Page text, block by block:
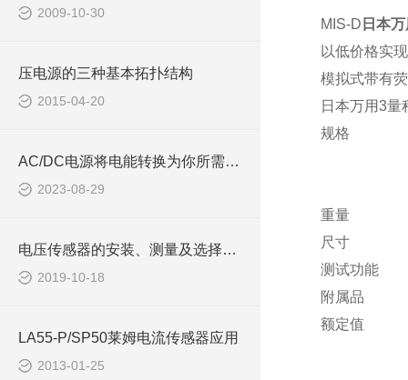
2009-10-30
压电源的三种基本拓扑结构
2015-04-20
AC/DC电源将电能转换为你所需要的力量
2023-08-29
电压传感器的安装、测量及选择说明
2019-10-18
LA55-P/SP50莱姆电流传感器应用
2013-01-25
MIS-D 日本
以低价格实
模拟式带有
日本万用3
规格
重量
尺寸
测试功能
附属品
额定值